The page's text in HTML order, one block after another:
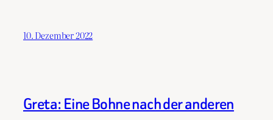
10. Dezember 2022
Greta: Eine Bohne nach der anderen